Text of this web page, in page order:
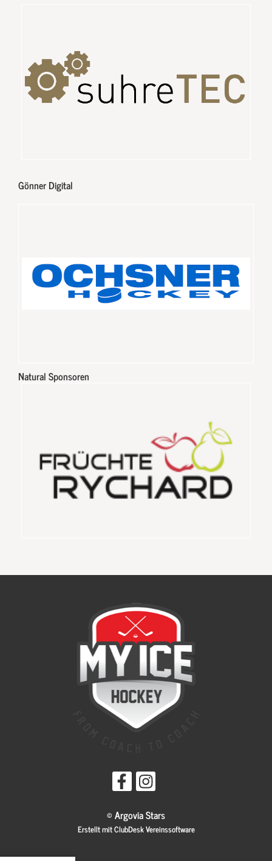
Gönner Digital
Natural Sponsoren
© Argovia Stars
Erstellt mit ClubDesk Vereinssoftware